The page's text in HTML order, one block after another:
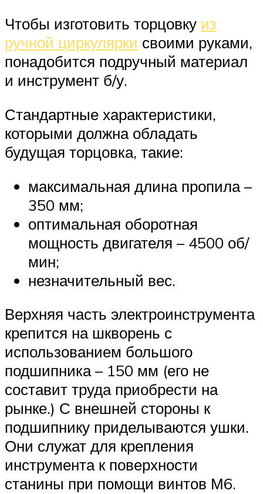
Чтобы изготовить торцовку из
ручной циркулярки своими руками,
понадобится подручный материал
и инструмент б/у.
Стандартные характеристики,
которыми должна обладать
будущая торцовка, такие:
максимальная длина пропила –
350 мм;
оптимальная оборотная
мощность двигателя – 4500 об/
мин;
незначительный вес.
Верхняя часть электроинструмента
крепится на шкворень с
использованием большого
подшипника – 150 мм (его не
составит труда приобрести на
рынке.) С внешней стороны к
подшипнику приделываются ушки.
Они служат для крепления
инструмента к поверхности
станины при помощи винтов М6.